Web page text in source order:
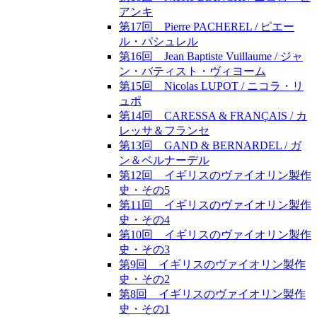
アンキ
第17回 Pierre PACHEREL / ピエー
ル・パシュレル
第16回 Jean Baptiste Vuillaume / ジャ
ン・バティスト・ヴィヨーム
第15回 Nicolas LUPOT / ニコラ・リ
ュポ
第14回 CARESSA & FRANÇAIS / カ
レッサ＆フランセ
第13回 GAND & BERNARDEL / ガ
ン＆ベルナーデル
第12回 イギリスのヴァイオリン製作
史・その5
第11回 イギリスのヴァイオリン製作
史・その4
第10回 イギリスのヴァイオリン製作
史・その3
第9回 イギリスのヴァイオリン製作
史・その2
第8回 イギリスのヴァイオリン製作
史・その1